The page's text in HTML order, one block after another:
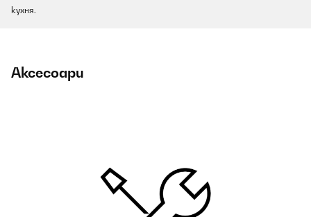
кухня.
Аксесоари